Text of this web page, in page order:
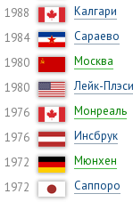
1988
Калгари
1984
Сараево
1980
Москва
1980
Лейк-
1976
Монреаль
1976
Инсбрук
1972
Мюнхен
1972
Саппоро